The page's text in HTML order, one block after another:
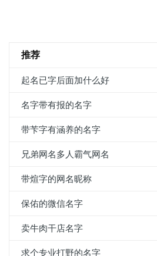
推荐
起名已字后面加什么好
名字带有报的名字
带苄字有涵养的名字
兄弟网名多人霸气网名
带煊字的网名昵称
保佑的微信名字
卖牛肉干店名字
求个专业打野的名字